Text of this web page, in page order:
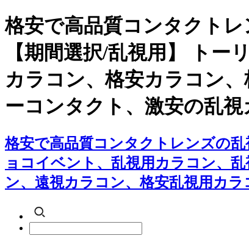
格安で高品質コンタクト
【期間選択/乱視用】 ト
カラコン、格安カラコン
ーコンタクト、激安の乱
格安で高品質コンタクトレンズの
ョコイベント、乱視用カラコン、
ン、遠視カラコン、格安乱視用カラ